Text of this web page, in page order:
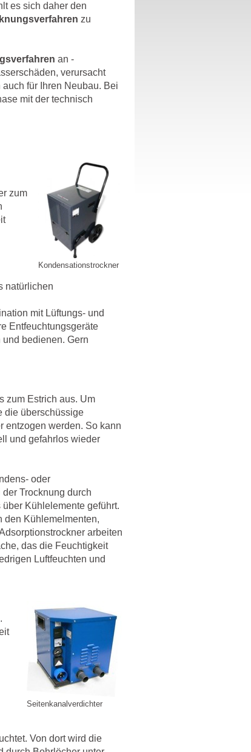
es sich daher den
zu
an -
verursacht
für Ihren Neubau. Bei
mit der technisch
Kondensationstrockner
zum
natürlichen
mit Lüftungs- und
Entfeuchtungsgeräte
bedienen. Gern
zum Estrich aus. Um
die überschüssige
entzogen werden. So kann
und gefahrlos wieder
oder
Trocknung durch
Kühlelemente geführt.
den Kühlemelmenten,
arbeiten
das die Feuchtigkeit
Luftfeuchten und
Seitenkanalverdichter
Von dort wird die